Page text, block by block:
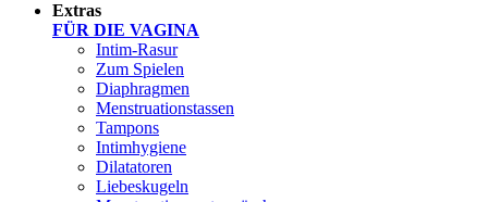
Extras
FÜR DIE VAGINA
Intim-Rasur
Zum Spielen
Diaphragmen
Menstruationstassen
Tampons
Intimhygiene
Dilatatoren
Liebeskugeln